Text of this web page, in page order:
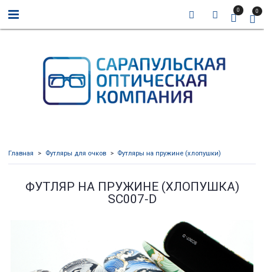
0 0
Главная Футляры для очков Футляры на пружине (хлопушки)
ФУТЛЯР НА ПРУЖИНЕ (ХЛОПУШКА)
SC007-D